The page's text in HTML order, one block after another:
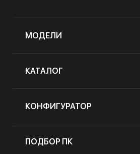
МОДЕЛИ
КАТАЛОГ
КОНФИГУРАТОР
ПОДБОР ПК